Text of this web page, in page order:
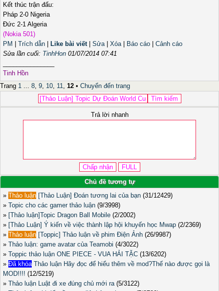
Kết thúc trận đấu:
Pháp 2-0 Nigeria
Đức 2-1 Algeria
(Nokia 501)
PM
Trích dẫn Like bài viết| Sửa| Xóa| Báo cáo
Cảnh cáo
Sửa lần cuối: TinhHon 01/07/2014 07:41
Tinh Hồn
Trang 1 ... 8, 9, 10, 11, 12 • Chuyển đến trang
Trả lời nhanh
Chủ đề tương tự
» Thảo luận [Thảo Luận] Đoán tương lai của bạn (31/12429)
» Topic cho các gamer thảo luận (9/3998)
» [Thảo luận]Topic Dragon Ball Mobile (2/2002)
» [Thảo Luận] Ý kiến về việc thành lập hội khuyến học Mwap (2/2369)
» Thảo luận [Toppic] Thảo luận về phim Điện Ảnh (26/9987)
» Thảo luận: game avatar của Teamobi (4/3022)
» Toppic thảo luận ONE PIECE - VUA HẢI TẶC (13/6202)
» Đã khóa Thảo luận Hãy đọc để hiểu thêm về mod?Thế nào được gọi là
MOD!!!! (12/5219)
» Thảo luận Luật đi xe đúng chủ mới ra(5/3122)